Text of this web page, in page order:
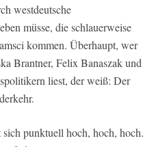
westdeutsche
müsse, die schlauerweise
kommen. Überhaupt, wer
Brantner, Felix Banaszak und
liest, der weiß: Der
punktuell hoch, hoch, hoch.